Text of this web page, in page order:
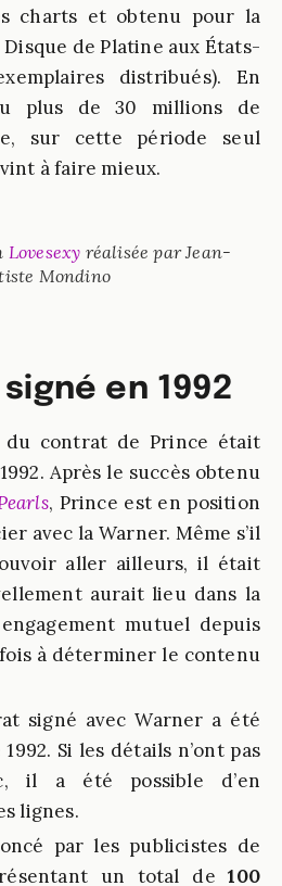
charts et obtenu pour la
de Platine aux États-
distribués). En
plus de 30 millions de
sur cette période seul
à faire mieux.
Lovesexy réalisée par Jean-
Mondino
en 1992
du contrat de Prince était
Après le succès obtenu
, Prince est en position
avec la Warner. Même s’il
aller ailleurs, il était
aurait lieu dans la
mutuel depuis
à déterminer le contenu
signé avec Warner a été
Si les détails n’ont pas
il a été possible d’en
lignes.
par les publicistes de
un total de100